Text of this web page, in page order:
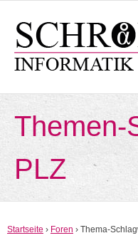
content
Themen-
PLZ
Startseite › Foren › Thema-